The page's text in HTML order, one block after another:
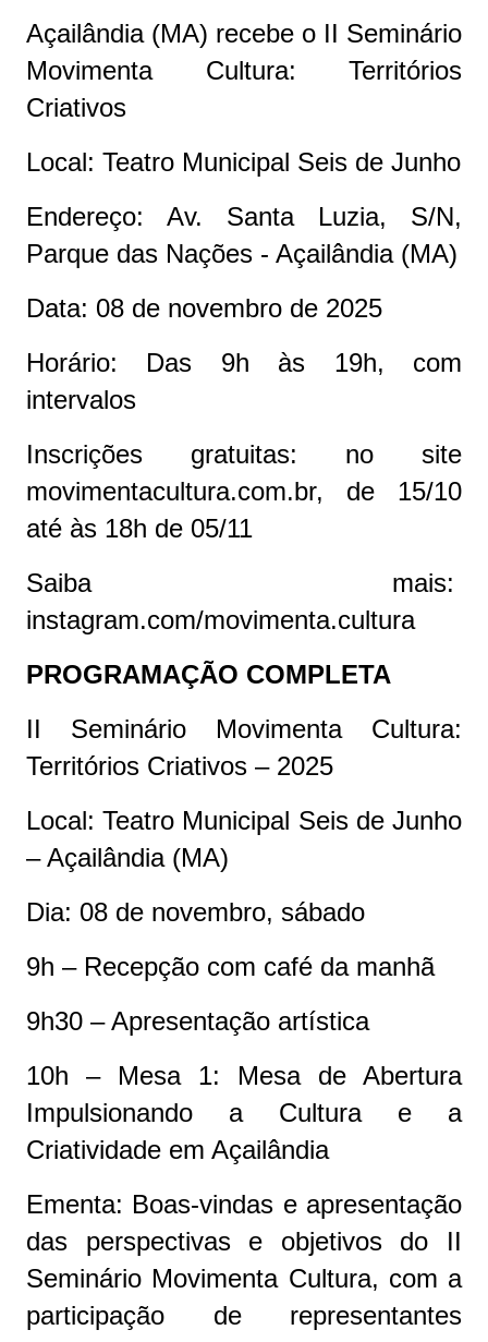
Açailândia (MA) recebe o II Seminário
Movimenta Cultura: Territórios
Criativos
Local: Teatro Municipal Seis de Junho
Endereço: Av. Santa Luzia, S/N,
Parque das Nações - Açailândia (MA)
Data: 08 de novembro de 2025
Horário: Das 9h às 19h, com
intervalos
Inscrições gratuitas: no site
movimentacultura.com.br, de 15/10
até às 18h de 05/11
Saiba mais:
instagram.com/movimenta.cultura
PROGRAMAÇÃO COMPLETA
II Seminário Movimenta Cultura:
Territórios Criativos – 2025
Local: Teatro Municipal Seis de Junho
– Açailândia (MA)
Dia: 08 de novembro, sábado
9h – Recepção com café da manhã
9h30 – Apresentação artística
10h – Mesa 1: Mesa de Abertura
Impulsionando a Cultura e a
Criatividade em Açailândia
Ementa: Boas-vindas e apresentação
das perspectivas e objetivos do II
Seminário Movimenta Cultura, com a
participação de representantes